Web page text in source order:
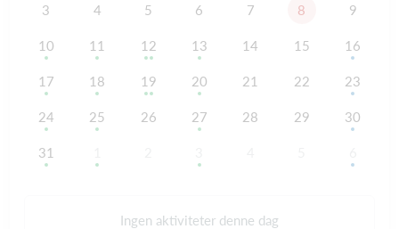
3 4 5 6 7 8 9
10 11 12 13 14 15 16
17 18 19 20 21 22 23
24 25 26 27 28 29 30
31
Ingen aktiviteter denne dag